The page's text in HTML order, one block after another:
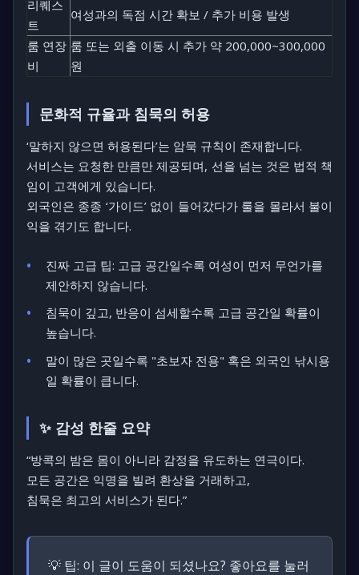
리퀘스
트
여성과의 독점 시간 확보 / 추가 비용 발생
룸 연장
비
룸 또는 외출 이동 시 추가 약 200,000~300,000
원
문화적 규율과 침묵의 허용
‘말하지 않으면 허용된다’는 암묵 규칙이 존재합니다.
서비스는 요청한 만큼만 제공되며, 선을 넘는 것은 법적 책
임이 고객에게 있습니다.
외국인은 종종 ‘가이드’ 없이 들어갔다가 룰을 몰라서 불이
익을 겪기도 합니다.
진짜 고급 팁: 고급 공간일수록 여성이 먼저 무언가를
제안하지 않습니다.
침묵이 깊고, 반응이 섬세할수록 고급 공간일 확률이
높습니다.
말이 많은 곳일수록 "초보자 전용" 혹은 외국인 낚시용
일 확률이 큽니다.
✨ 감성 한줄 요약
“방콕의 밤은 몸이 아니라 감정을 유도하는 연극이다.
모든 공간은 익명을 빌려 환상을 거래하고,
침묵은 최고의 서비스가 된다.”
💡 팁: 이 글이 도움이 되셨나요? 좋아요를 눌러